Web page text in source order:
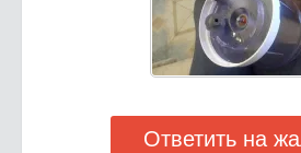
Ответить на